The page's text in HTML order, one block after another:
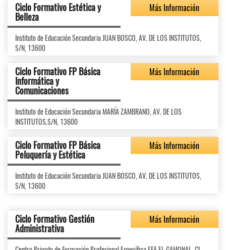
Ciclo Formativo Estética y
Belleza
Más Información
Instituto de Educación Secundaria JUAN BOSCO, AV. DE LOS INSTITUTOS,
S/N, 13600
Ciclo Formativo FP Básica
Informática y
Comunicaciones
Más Información
Instituto de Educación Secundaria MARÍA ZAMBRANO, AV. DE LOS
INSTITUTOS,S/N, 13600
Ciclo Formativo FP Básica
Peluquería y Estética
Más Información
Instituto de Educación Secundaria JUAN BOSCO, AV. DE LOS INSTITUTOS,
S/N, 13600
Ciclo Formativo Gestión
Administrativa
Más Información